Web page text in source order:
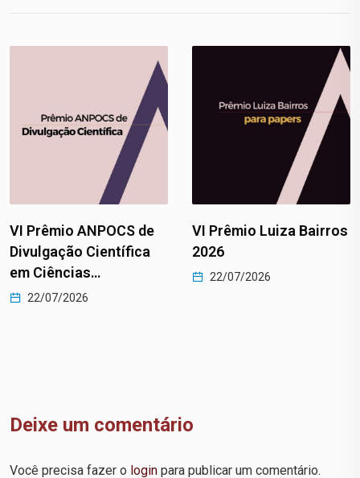
VI Prêmio Luiza Bairros
2026
22/07/2026
Prêmio Elizabeth
Nasser em Gênero e
Sexualidade 2026
Deixe um comentário
Você precisa fazer o login para publicar um comentário.